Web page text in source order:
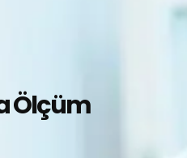
Ölçüm